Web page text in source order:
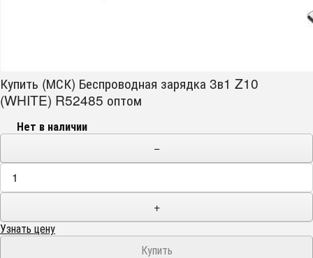
Купить (МСК) Беспроводная зарядка 3в1 Z10
(WHITE) R52485 оптом
Нет в наличии
−
+
Узнать цену